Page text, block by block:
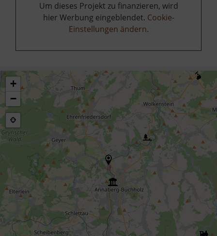
Um dieses Projekt zu finanzieren, wird
hier Werbung eingeblendet. Cookie-
Einstellungen ändern.
+
−